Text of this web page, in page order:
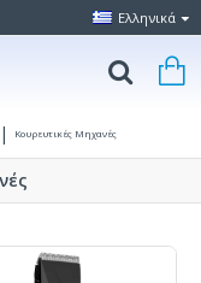
Ελληνικά
Κουρευτικές Μηχανές